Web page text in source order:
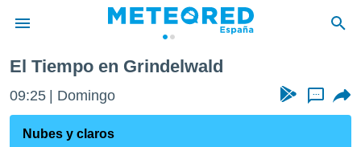
de
por
El Tiempo en Grindelwald
09:25 Domingo ...
Nubes y claros